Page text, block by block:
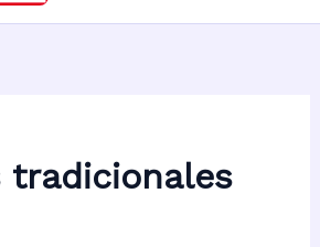
tradicionales